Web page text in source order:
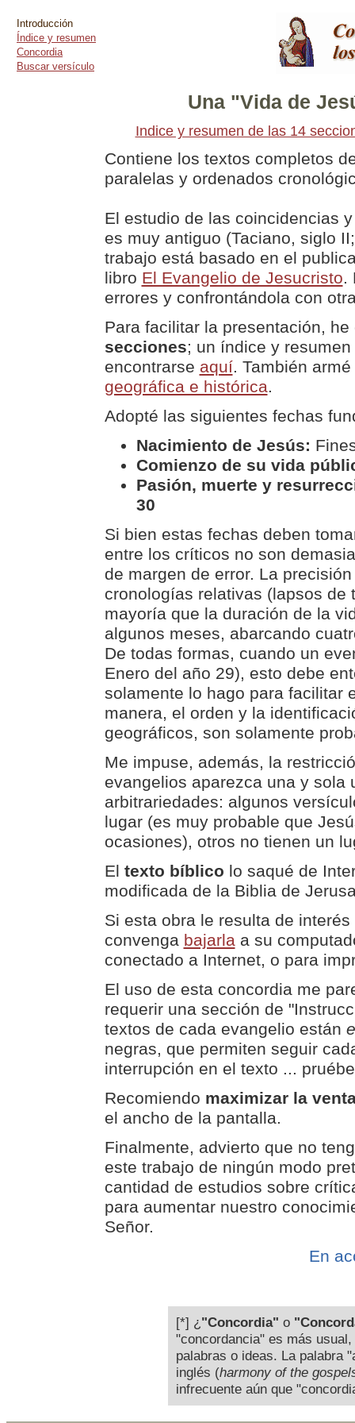
Introducción
Índice y resumen
Concordia
Buscar versículo
Una "Vida de
Indice y resumen de las 14
Contiene los textos completos
paralelas y ordenados
El estudio de las coincidencias
es muy antiguo (Taciano, siglo
trabajo está basado en el
libro El Evangelio de Jesucristo.
errores y confrontándola con
Para facilitar la presentación,
secciones; un índice y
encontrarse aquí. También
geográfica e histórica.
Adopté las siguientes fechas
Nacimiento de Jesús:
Comienzo de su vida
Pasión, muerte y
30
Si bien estas fechas deben
entre los críticos no son
de margen de error. La
cronologías relativas (lapsos de
mayoría que la duración de la
algunos meses, abarcando
De todas formas, cuando un
Enero del año 29), esto debe
solamente lo hago para facilitar
manera, el orden y la
geográficos, son solamente
Me impuse, además, la
evangelios aparezca una y sola
arbitrariedades: algunos
lugar (es muy probable que
ocasiones), otros no tienen un
El texto bíblico lo saqué de
modificada de la Biblia de
Si esta obra le resulta de
convenga bajarlaa su
conectado a Internet, o para
El uso de esta concordia me
requerir una sección de
textos de cada evangelio están
negras, que permiten seguir
interrupción en el texto ...
Recomiendo maximizar la
el ancho de la pantalla.
Finalmente, advierto que no
este trabajo de ningún modo
cantidad de estudios sobre
para aumentar nuestro
Señor.
En
[*] ¿"Concordia" o
"concordancia" es más
palabras o ideas. La palabra
inglés (harmony of the
infrecuente aún que